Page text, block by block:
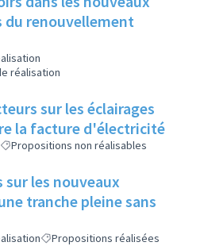
du renouvellement
réalisation
sur les éclairages
la facture d'électricité
Propositions non réalisables
sur les nouveaux
tranche pleine sans
Propositions réalisées